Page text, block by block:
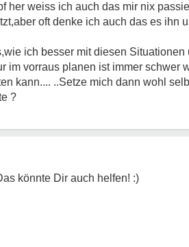
her weiss ich auch das mir nix
oft denke ich auch das es ihn
ich besser mit diesen Situationen
im vorraus planen ist immer schwer
kann.... ..Setze mich dann wohl
?